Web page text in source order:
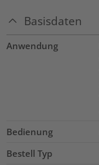
Basisdaten
Anwendung
Bedienung
Bestell Typ